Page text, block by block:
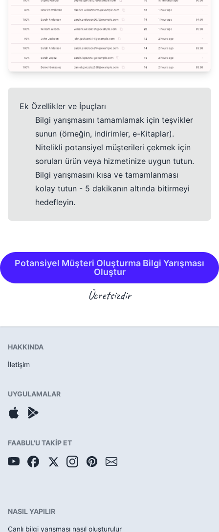
Ek Özellikler ve İpuçları
Bilgi yarışmasını tamamlamak için teşvikler
sunun (örneğin, indirimler, e-Kitaplar).
Nitelikli potansiyel müşterileri çekmek için
soruları ürün veya hizmetinize uygun tutun.
Bilgi yarışmasını kısa ve tamamlanması
kolay tutun - 5 dakikanın altında bitirmeyi
hedefleyin.
Potansiyel Müşteri Oluşturma Bilgi Yarışması
Oluştur
Ücretsizdir
HAKKINDA
İletişim
UYGULAMALAR
FAABUL'U TAKİP ET
NASIL YAPILIR
Canlı bilgi yarışması nasıl oluşturulur